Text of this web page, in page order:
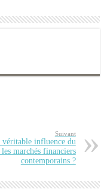
Suivant
véritable influence du
marchés financiers
contemporains ?